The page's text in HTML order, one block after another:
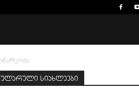
სიახლეები